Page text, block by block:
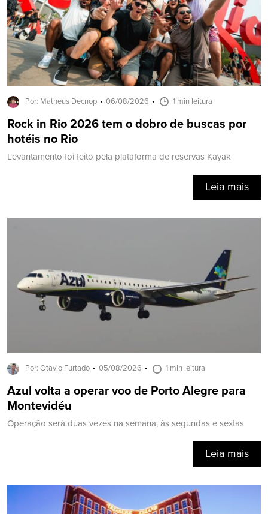
Por: Matheus Decnop 06/08/2026 1 min leitura
Rock in Rio 2026 tem o dobro de buscas por
hotéis no Rio
Levantamento foi feito pela plataforma de reservas Kayak
Leia mais
Por: Otavio Furtado 05/08/2026 1 min leitura
Azul volta a operar voo de Porto Alegre para
Montevidéu
Operação será duas vezes na semana, às segundas e sextas
Leia mais